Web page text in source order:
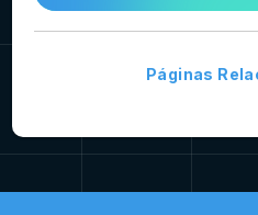
Páginas